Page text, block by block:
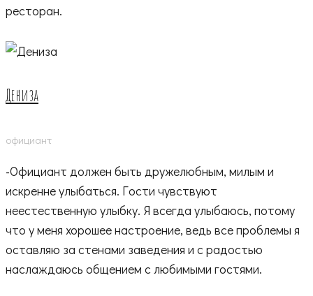
ресторан.
Дениза
официант
-Официант должен быть дружелюбным, милым и
искренне улыбаться. Гости чувствуют
неестественную улыбку. Я всегда улыбаюсь, потому
что у меня хорошее настроение, ведь все проблемы я
оставляю за стенами заведения и с радостью
наслаждаюсь общением с любимыми гостями.